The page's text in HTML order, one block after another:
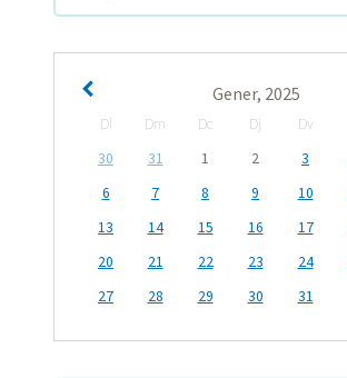
Gener, 2025
Dl Dm Dc Dj Dv
30
31 1 2 3
6
7 8 9 10
13
14 15 16 17
20
21 22 23 24
27
28 29 30 31